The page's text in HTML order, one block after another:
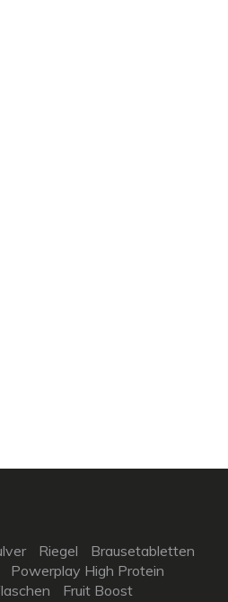
Riegel
Brausetabletten
Powerplay High Protein
Fruit Boost